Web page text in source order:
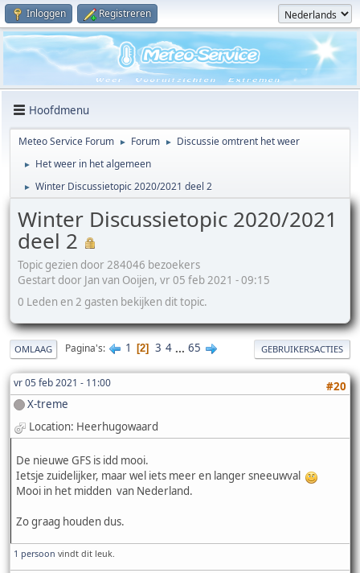
Inloggen Registreren
Hoofdmenu
Meteo Service Forum ► Forum ► Discussie omtrent het weer
► Het weer in het algemeen
► Winter Discussietopic 2020/2021 deel 2
Winter Discussietopic 2020/2021
deel 2
Topic gezien door 284046 bezoekers
Gestart door Jan van Ooijen, vr 05 feb 2021 - 09:15
0 Leden en 2 gasten bekijken dit topic.
OMLAAG Pagina's 1 2 3 4 ... 65 GEBRUIKERSACTIES
vr 05 feb 2021 - 11:00
#20
X-treme
Location: Heerhugowaard
De nieuwe GFS is idd mooi.
Ietsje zuidelijker, maar wel iets meer en langer sneeuwval
Mooi in het midden van Nederland.
Zo graag houden dus.
1 persoon vindt dit leuk.